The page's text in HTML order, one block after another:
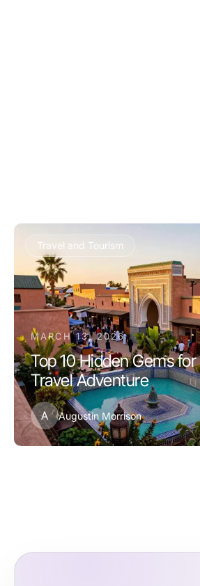
Travel and Tourism
MARCH 13, 2026
Top 10 Hidden Gems
Travel Adventure
A Augustin Morrison